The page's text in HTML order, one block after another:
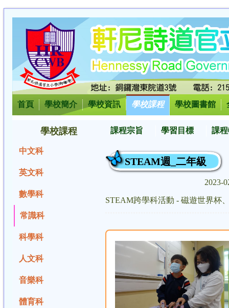
首頁 學校簡介 學校資訊 學校課程 學校圖書館
學校課程
中文科
英文科
數學科
常識科
科學科
人文科
音樂科
體育科
課程宗旨 學習目標 課
STEAM週_二年級
2023-
STEAM跨學科活動 - 磁遊世界杯